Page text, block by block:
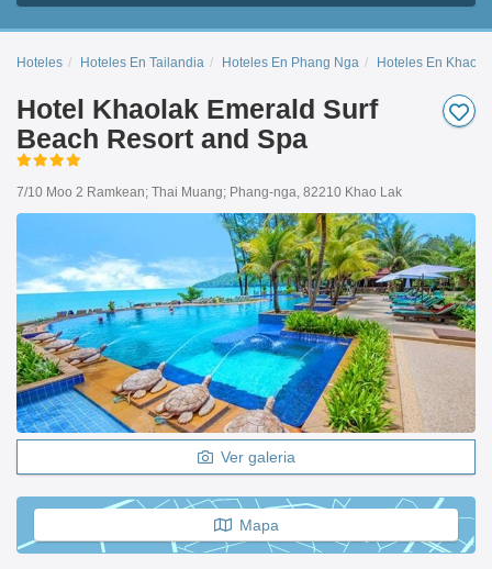
Hoteles Hoteles En Tailandia Hoteles En Phang Nga Hoteles En Khao
Hotel Khaolak Emerald Surf
Beach Resort and Spa
7/10 Moo 2 Ramkean; Thai Muang; Phang-nga, 82210 Khao Lak
Ver galeria
Mapa